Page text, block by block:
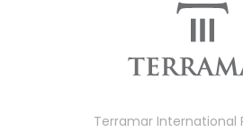
Terramar International